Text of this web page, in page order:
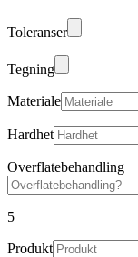
Toleranser
Tegning
Materiale
Hardhet
Overflatebehandling
5
Produkt